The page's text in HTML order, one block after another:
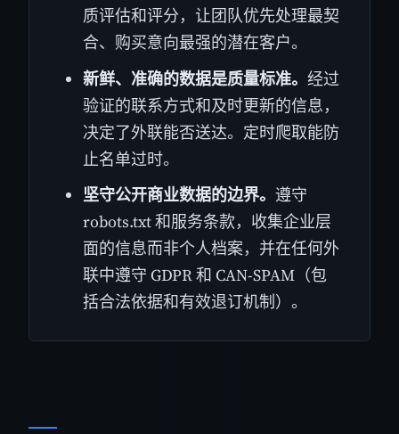
质评估和评分，让团队优先处理最契
合、购买意向最强的潜在客户。
新鲜、准确的数据是质量标准。 经过
验证的联系方式和及时更新的信息，
决定了外联能否送达。定时爬取能防
止名单过时。
坚守公开商业数据的边界。 遵守
robots.txt 和服务条款，收集企业层
面的信息而非个人档案，并在任何外
联中遵守 GDPR 和 CAN-SPAM（包
括合法依据和有效退订机制）。